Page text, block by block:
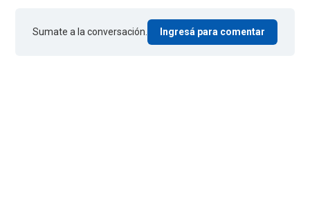
Sumate a la conversación. Ingresá para comentar